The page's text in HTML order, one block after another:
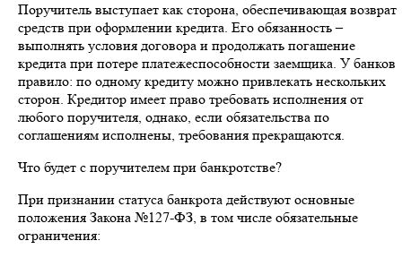
Поручитель выступает как сторона, обеспечивающая возврат
средств при оформлении кредита. Его обязанность –
выполнять условия договора и продолжать погашение
кредита при потере платежеспособности заемщика. У банков
правило: по одному кредиту можно привлекать нескольких
сторон. Кредитор имеет право требовать исполнения от
любого поручителя, однако, если обязательства по
соглашениям исполнены, требования прекращаются.
Что будет с поручителем при банкротстве?
При признании статуса банкрота действуют основные
положения Закона №127-ФЗ, в том числе обязательные
ограничения: